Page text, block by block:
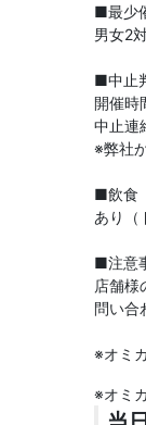
■最少
男女2
■中止
開催時
中止連
※弊社
■飲食
あり（
■注意
店舗様
問い合
※オミ
※オミ